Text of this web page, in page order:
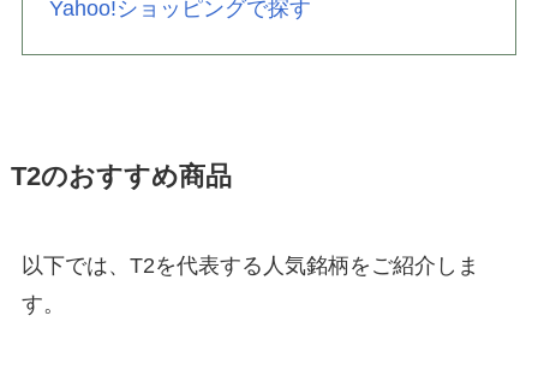
Yahoo!ショッピングで探す
T2のおすすめ商品
以下では、T2を代表する人気銘柄をご紹介しま
す。